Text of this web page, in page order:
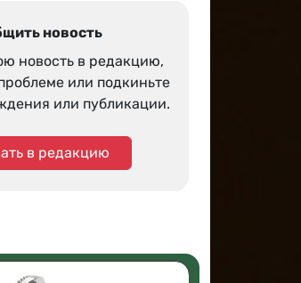
новость
новость в редакцию,
или подкиньте
или публикации.
в редакцию